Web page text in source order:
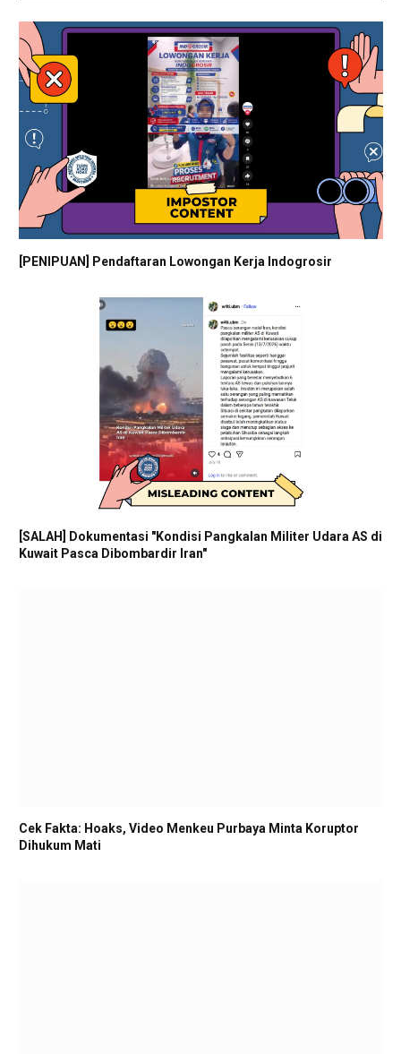
[PENIPUAN] Pendaftaran Lowongan Kerja Indogrosir
[SALAH] Dokumentasi "Kondisi Pangkalan Militer Udara AS di
Kuwait Pasca Dibombardir Iran"
Cek Fakta: Hoaks, Video Menkeu Purbaya Minta Koruptor
Dihukum Mati